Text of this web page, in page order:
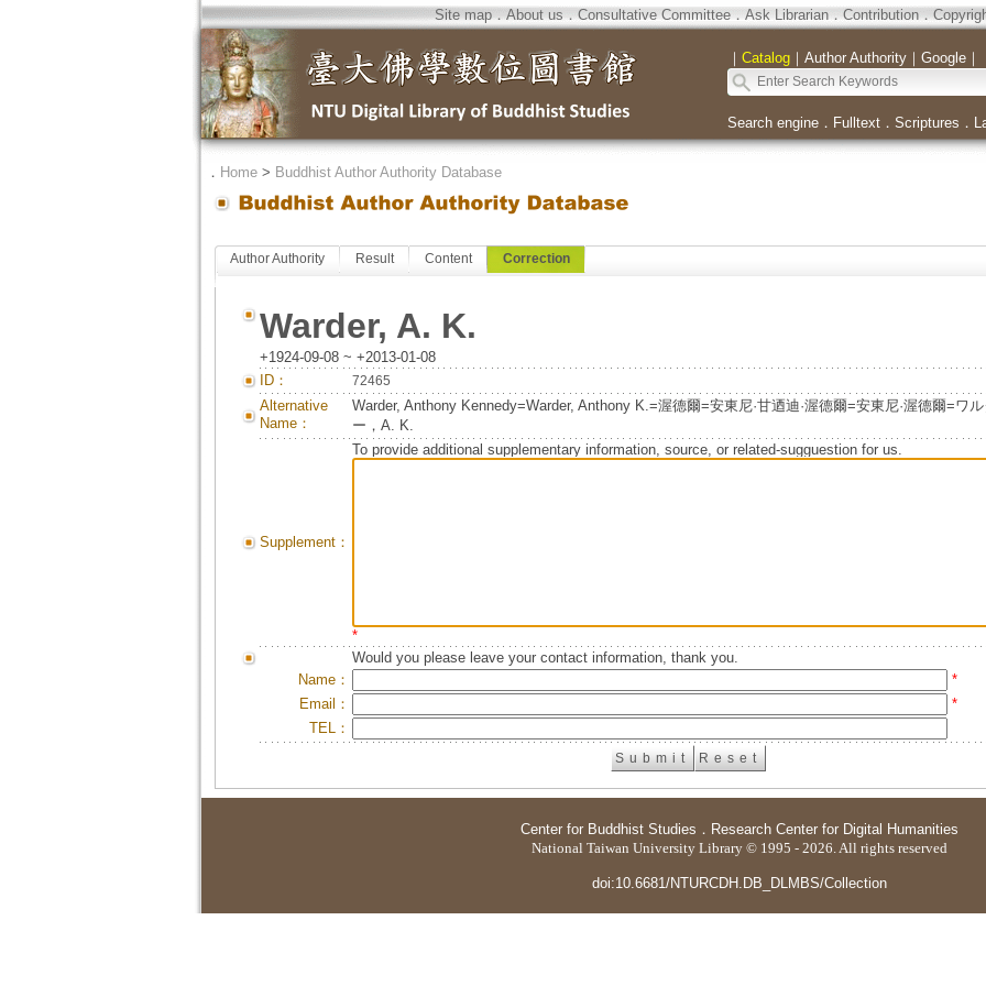
Site map．About us．Consultative Committee．Ask Librarian．Contribution．
｜ Catalog｜ Author Authority｜ Google｜
Search engine． Fulltext． Scriptures ．
． Home> Buddhist Author Authority Database
Author Authority Result Content Correction
Warder, A. K.
+1924-09-08 ~ +2013-01-08
ID：
72465
Alternative
Name：
Warder, Anthony Kennedy=Warder, Anthony K.=渥德爾=安東尼·甘迺迪·渥德爾=安東尼·渥德爾=ワ
ー，A. K.
Supplement：
To provide additional supplementary information, source, or related-sugguestion for us.
*
Would you please leave your contact information, thank you.
Name：
*
Email：
*
TEL：
Center for Buddhist Studies ． Research Center for Digital Humanities
National Taiwan University Library © 1995 - 2026. All rights reserved
doi:10.6681/NTURCDH.DB_DLMBS/Collection